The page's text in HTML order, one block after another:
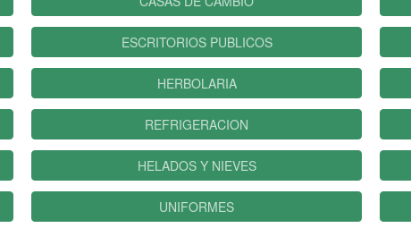
ESCRITORIOS PUBLICOS
HERBOLARIA
REFRIGERACION
HELADOS Y NIEVES
UNIFORMES